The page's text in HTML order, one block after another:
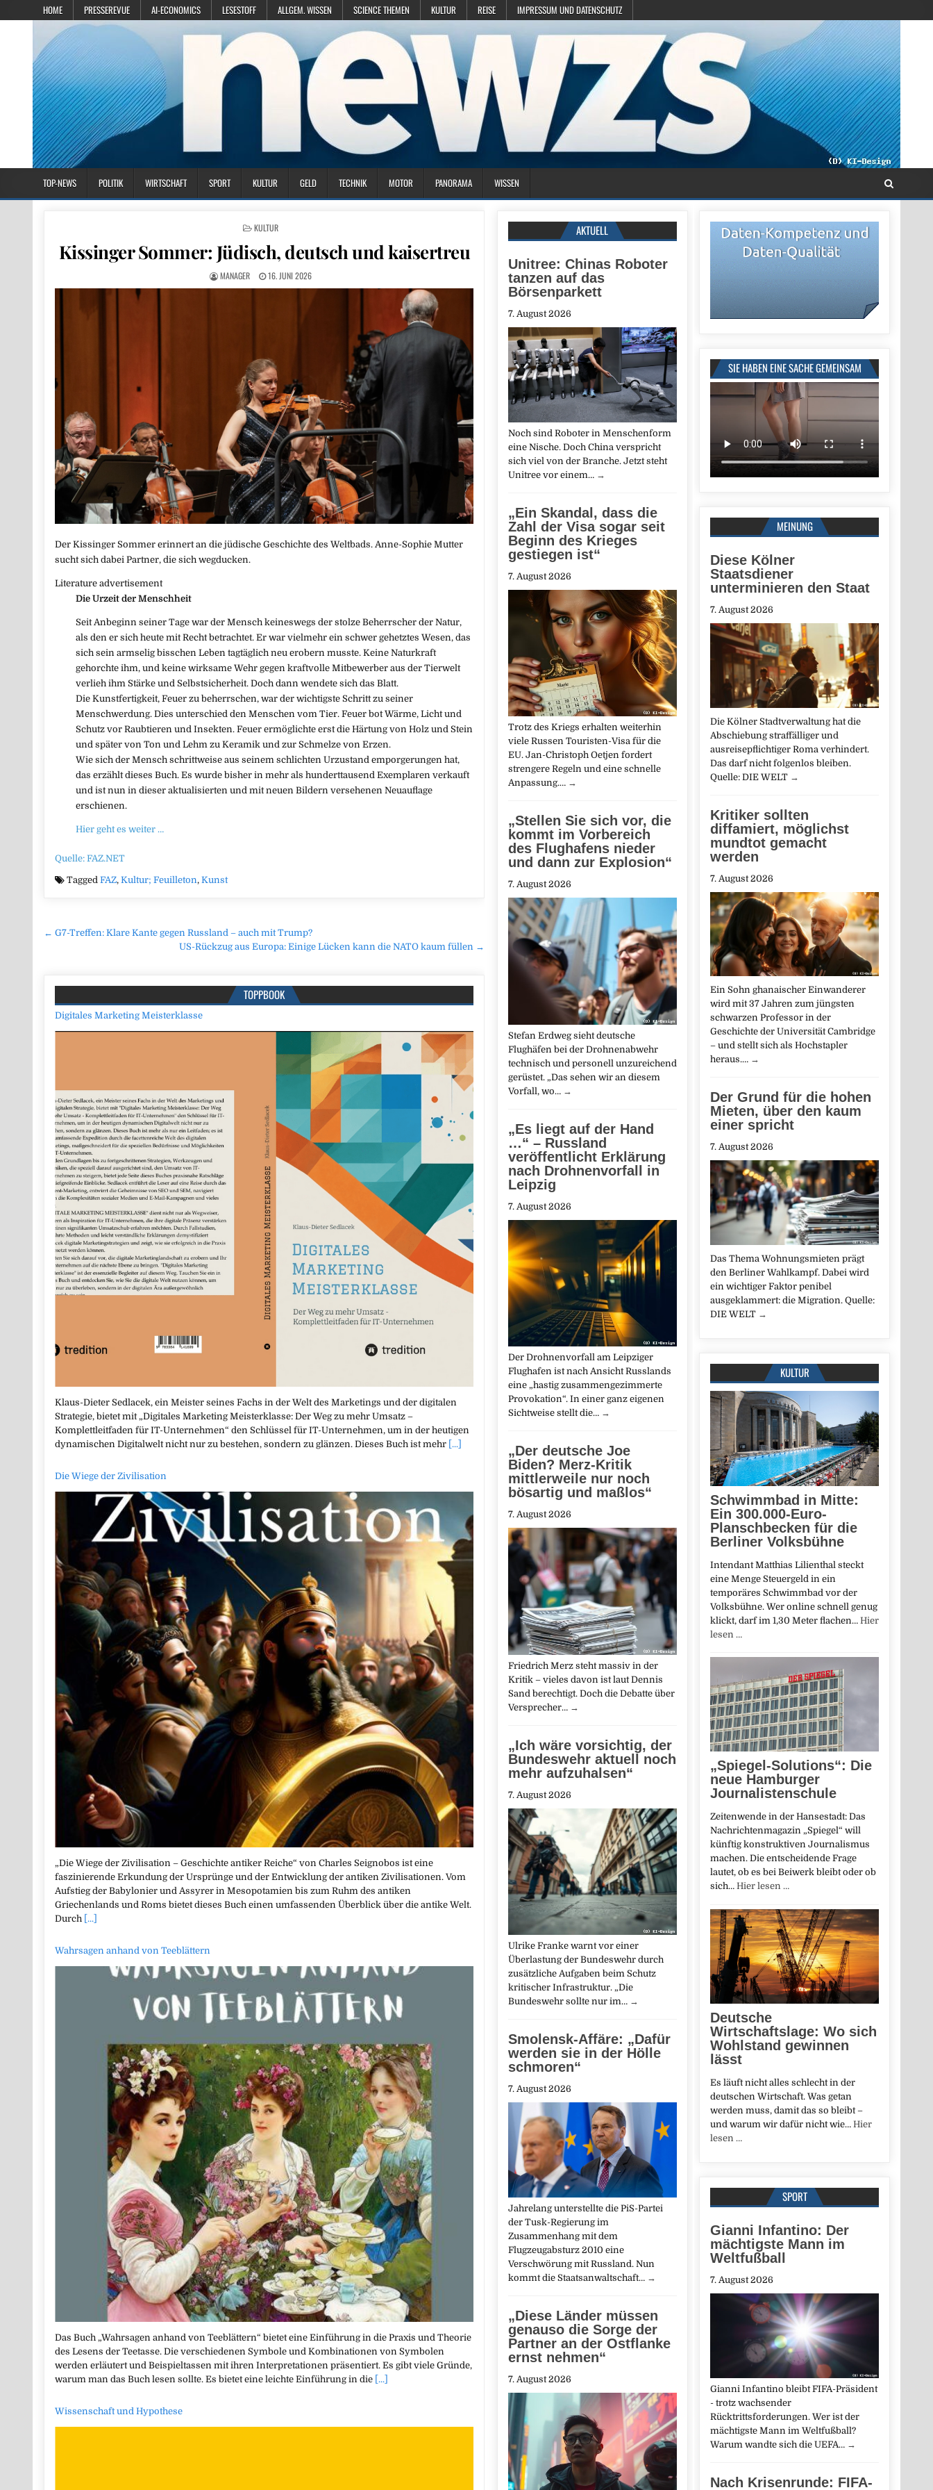
HOME PRESSEREVUE AI-ECONOMICS LESESTOFF ALLGEM. WISSEN SCIENCE THEMEN KULTUR REISE IMPRESSUM UND DATENSCHUTZ
TOP-NEWS POLITIK WIRTSCHAFT SPORT KULTUR GELD TECHNIK MOTOR PANORAMA WISSEN
POSTED IN
KULTUR
Kissinger Sommer: Jüdisch, deutsch und kaisertreu
MANAGER 16. JUNI 2026
Der Kissinger Sommer erinnert an die jüdische Geschichte des Weltbads. Anne-Sophie Mutter
sucht sich dabei Partner, die sich wegducken.
Literature advertisement
Die Urzeit der Menschheit
Seit Anbeginn seiner Tage war der Mensch keineswegs der stolze Beherrscher der Natur,
als den er sich heute mit Recht betrachtet. Er war vielmehr ein schwer gehetztes Wesen, das
sich sein armselig bisschen Leben tagtäglich neu erobern musste. Keine Naturkraft
gehorchte ihm, und keine wirksame Wehr gegen kraftvolle Mitbewerber aus der Tierwelt
verlieh ihm Stärke und Selbstsicherheit. Doch dann wendete sich das Blatt.
Die Kunstfertigkeit, Feuer zu beherrschen, war der wichtigste Schritt zu seiner
Menschwerdung. Dies unterschied den Menschen vom Tier. Feuer bot Wärme, Licht und
Schutz vor Raubtieren und Insekten. Feuer ermöglichte erst die Härtung von Holz und Stein
und später von Ton und Lehm zu Keramik und zur Schmelze von Erzen.
Wie sich der Mensch schrittweise aus seinem schlichten Urzustand emporgerungen hat,
das erzählt dieses Buch. Es wurde bisher in mehr als hunderttausend Exemplaren verkauft
und ist nun in dieser aktualisierten und mit neuen Bildern versehenen Neuauflage
erschienen.
Hier geht es weiter …
Quelle: FAZ.NET
TaggedFAZ,Kultur; Feuilleton,Kunst
Beitragsnavigation
← G7-Treffen: Klare Kante gegen Russland – auch mit Trump?
US-Rückzug aus Europa: Einige Lücken kann die NATO kaum füllen →
TOPPBOOK
Digitales Marketing Meisterklasse
Klaus-Dieter Sedlacek, ein Meister seines Fachs in der Welt des Marketings und der digitalen
Strategie, bietet mit „Digitales Marketing Meisterklasse: Der Weg zu mehr Umsatz –
Komplettleitfaden für IT-Unternehmen“ den Schlüssel für IT-Unternehmen, um in der heutigen
dynamischen Digitalwelt nicht nur zu bestehen, sondern zu glänzen. Dieses Buch ist mehr [...]
Die Wiege der Zivilisation
„Die Wiege der Zivilisation – Geschichte antiker Reiche“ von Charles Seignobos ist eine
faszinierende Erkundung der Ursprünge und der Entwicklung der antiken Zivilisationen. Vom
Aufstieg der Babylonier und Assyrer in Mesopotamien bis zum Ruhm des antiken
Griechenlands und Roms bietet dieses Buch einen umfassenden Überblick über die antike Welt.
Durch [...]
Wahrsagen anhand von Teeblättern
Das Buch „Wahrsagen anhand von Teeblättern“ bietet eine Einführung in die Praxis und Theorie
des Lesens der Teetasse. Die verschiedenen Symbole und Kombinationen von Symbolen
werden erläutert und Beispieltassen mit ihren Interpretationen präsentiert. Es gibt viele Gründe,
warum man das Buch lesen sollte. Es bietet eine leichte Einführung in die [...]
Wissenschaft und Hypothese
SIE HABEN EINE SACHE GEMEINSAM
MEINUNG
Diese Kölner
Staatsdiener
unterminieren den Staat
7. August 2026
Die Kölner Stadtverwaltung hat die
Abschiebung straffälliger und
ausreisepflichtiger Roma verhindert.
Das darf nicht folgenlos bleiben.
Quelle: DIE WELT →
Kritiker sollten
diffamiert, möglichst
mundtot gemacht
werden
7. August 2026
Ein Sohn ghanaischer Einwanderer
wird mit 37 Jahren zum jüngsten
schwarzen Professor in der
Geschichte der Universität Cambridge
– und stellt sich als Hochstapler
heraus.… →
Der Grund für die hohen
Mieten, über den kaum
einer spricht
7. August 2026
Das Thema Wohnungsmieten prägt
den Berliner Wahlkampf. Dabei wird
ein wichtiger Faktor penibel
ausgeklammert: die Migration. Quelle:
DIE WELT →
KULTUR
Schwimmbad in Mitte:
Ein 300.000-Euro-
Planschbecken für die
Berliner Volksbühne
Intendant Matthias Lilienthal steckt
eine Menge Steuergeld in ein
temporäres Schwimmbad vor der
Volksbühne. Wer online schnell genug
klickt, darf im 1,30 Meter flachen… Hier
lesen …
„Spiegel-Solutions“: Die
neue Hamburger
Journalistenschule
Zeitenwende in der Hansestadt: Das
Nachrichtenmagazin „Spiegel“ will
künftig konstruktiven Journalismus
machen. Die entscheidende Frage
lautet, ob es bei Beiwerk bleibt oder ob
sich… Hier lesen …
Deutsche
Wirtschaftslage: Wo sich
Wohlstand gewinnen
lässt
Es läuft nicht alles schlecht in der
deutschen Wirtschaft. Was getan
werden muss, damit das so bleibt –
und warum wir dafür nicht wie… Hier
lesen …
SPORT
Gianni Infantino: Der
mächtigste Mann im
Weltfußball
7. August 2026
Gianni Infantino bleibt FIFA-Präsident
- trotz wachsender
Rücktrittsforderungen. Wer ist der
mächtigste Mann im Weltfußball?
Warum wandte sich die UEFA… →
Nach Krisenrunde: FIFA-
AKTUELL
Unitree: Chinas Roboter
tanzen auf das
Börsenparkett
7. August 2026
Noch sind Roboter in Menschenform
eine Nische. Doch China verspricht
sich viel von der Branche. Jetzt steht
Unitree vor einem… →
„Ein Skandal, dass die
Zahl der Visa sogar seit
Beginn des Krieges
gestiegen ist“
7. August 2026
Trotz des Kriegs erhalten weiterhin
viele Russen Touristen-Visa für die
EU. Jan-Christoph Oetjen fordert
strengere Regeln und eine schnelle
Anpassung.… →
„Stellen Sie sich vor, die
kommt im Vorbereich
des Flughafens nieder
und dann zur Explosion“
7. August 2026
Stefan Erdweg sieht deutsche
Flughäfen bei der Drohnenabwehr
technisch und personell unzureichend
gerüstet. „Das sehen wir an diesem
Vorfall, wo… →
„Es liegt auf der Hand
…“ – Russland
veröffentlicht Erklärung
nach Drohnenvorfall in
Leipzig
7. August 2026
Der Drohnenvorfall am Leipziger
Flughafen ist nach Ansicht Russlands
eine „hastig zusammengezimmerte
Provokation“. In einer ganz eigenen
Sichtweise stellt die… →
„Der deutsche Joe
Biden? Merz-Kritik
mittlerweile nur noch
bösartig und maßlos“
7. August 2026
Friedrich Merz steht massiv in der
Kritik – vieles davon ist laut Dennis
Sand berechtigt. Doch die Debatte über
Versprecher… →
„Ich wäre vorsichtig, der
Bundeswehr aktuell noch
mehr aufzuhalsen“
7. August 2026
Ulrike Franke warnt vor einer
Überlastung der Bundeswehr durch
zusätzliche Aufgaben beim Schutz
kritischer Infrastruktur. „Die
Bundeswehr sollte nur im… →
Smolensk-Affäre: „Dafür
werden sie in der Hölle
schmoren“
7. August 2026
Jahrelang unterstellte die PiS-Partei
der Tusk-Regierung im
Zusammenhang mit dem
Flugzeugabsturz 2010 eine
Verschwörung mit Russland. Nun
kommt die Staatsanwaltschaft… →
„Diese Länder müssen
genauso die Sorge der
Partner an der Ostflanke
ernst nehmen“
7. August 2026